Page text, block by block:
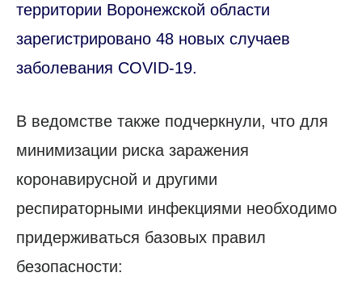
территории Воронежской области
зарегистрировано 48 новых случаев
заболевания COVID-19.
В ведомстве также подчеркнули, что для
минимизации риска заражения
коронавирусной и другими
респираторными инфекциями необходимо
придерживаться базовых правил
безопасности: